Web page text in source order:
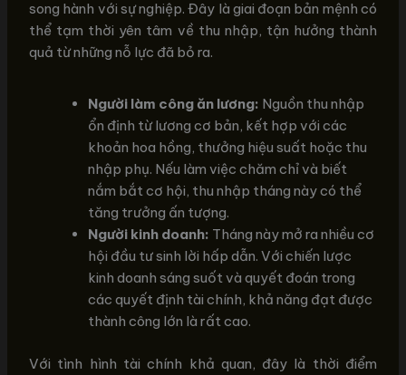
song hành với sự nghiệp. Đây là giai đoạn bản mệnh có
thể tạm thời yên tâm về thu nhập, tận hưởng thành
quả từ những nỗ lực đã bỏ ra.
Người làm công ăn lương: Nguồn thu nhập
ổn định từ lương cơ bản, kết hợp với các
khoản hoa hồng, thưởng hiệu suất hoặc thu
nhập phụ. Nếu làm việc chăm chỉ và biết
nắm bắt cơ hội, thu nhập tháng này có thể
tăng trưởng ấn tượng.
Người kinh doanh: Tháng này mở ra nhiều cơ
hội đầu tư sinh lời hấp dẫn. Với chiến lược
kinh doanh sáng suốt và quyết đoán trong
các quyết định tài chính, khả năng đạt được
thành công lớn là rất cao.
Với tình hình tài chính khả quan, đây là thời điểm